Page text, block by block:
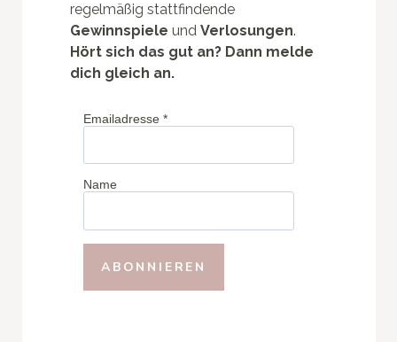
regelmäßig stattfindende
Gewinnspiele undVerlosungen.
Hört sich das gut an? Dann melde
dich gleich an.
Emailadresse*
Name